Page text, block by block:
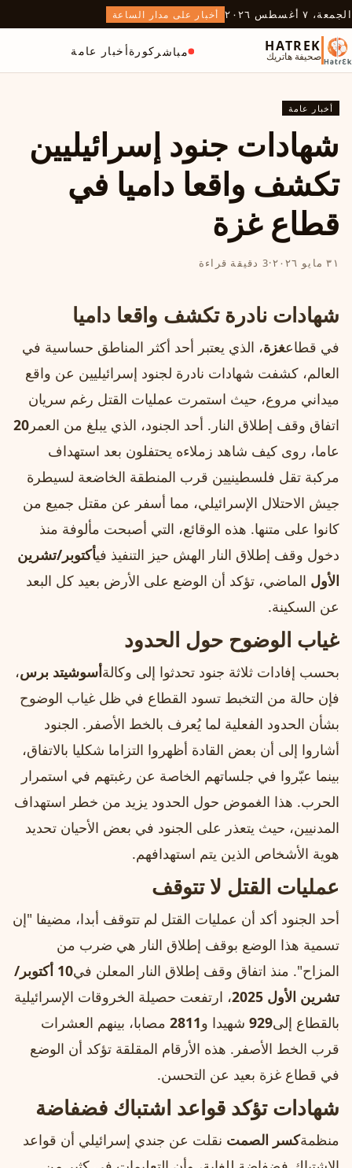
الجمعة، ٧ أغسطس ٢٠٢٦ أخبار على مدار الساعة
HATREK
صحيفة هاتريك مباشر كورةأخبار عامة
أخبار عامة
شهادات جنود إسرائيليين
تكشف واقعا داميا في
قطاع غزة
٣١ مايو ٢٠٢٦ ·3 دقيقة قراءة
شهادات نادرة تكشف واقعا داميا
في قطاعغزة، الذي يعتبر أحد أكثر المناطق حساسية في
العالم، كشفت شهادات نادرة لجنود إسرائيليين عن واقع
ميداني مروع، حيث استمرت عمليات القتل رغم سريان
اتفاق وقف إطلاق النار. أحد الجنود، الذي يبلغ من العمر 20
عاما، روى كيف شاهد زملاءه يحتفلون بعد استهداف
مركبة تقل فلسطينيين قرب المنطقة الخاضعة لسيطرة
جيش الاحتلال الإسرائيلي، مما أسفر عن مقتل جميع من
كانوا على متنها. هذه الوقائع، التي أصبحت مألوفة منذ
دخول وقف إطلاق النار الهش حيز التنفيذ فيأكتوبر/تشرين
الأول الماضي، تؤكد أن الوضع على الأرض بعيد كل البعد
عن السكينة.
غياب الوضوح حول الحدود
بحسب إفادات ثلاثة جنود تحدثوا إلى وكالةأسوشيتد برس،
فإن حالة من التخبط تسود القطاع في ظل غياب الوضوح
بشأن الحدود الفعلية لما يُعرف بالخط الأصفر. الجنود
أشاروا إلى أن بعض القادة أظهروا التزاما شكليا بالاتفاق،
بينما عبّروا في جلساتهم الخاصة عن رغبتهم في استمرار
الحرب. هذا الغموض حول الحدود يزيد من خطر استهداف
المدنيين، حيث يتعذر على الجنود في بعض الأحيان تحديد
هوية الأشخاص الذين يتم استهدافهم.
عمليات القتل لا تتوقف
أحد الجنود أكد أن عمليات القتل لم تتوقف أبدا، مضيفا "إن
تسمية هذا الوضع بوقف إطلاق النار هي ضرب من
المزاح". منذ اتفاق وقف إطلاق النار المعلن في
10 أكتوبر/
تشرين الأول 2025
، ارتفعت حصيلة الخروقات الإسرائيلية
بالقطاع إلى929 شهيدا و2811 مصابا، بينهم العشرات
قرب الخط الأصفر. هذه الأرقام المقلقة تؤكد أن الوضع
في قطاع غزة بعيد عن التحسن.
شهادات تؤكد قواعد اشتباك فضفاضة
منظمةكسر الصمت نقلت عن جندي إسرائيلي أن قواعد